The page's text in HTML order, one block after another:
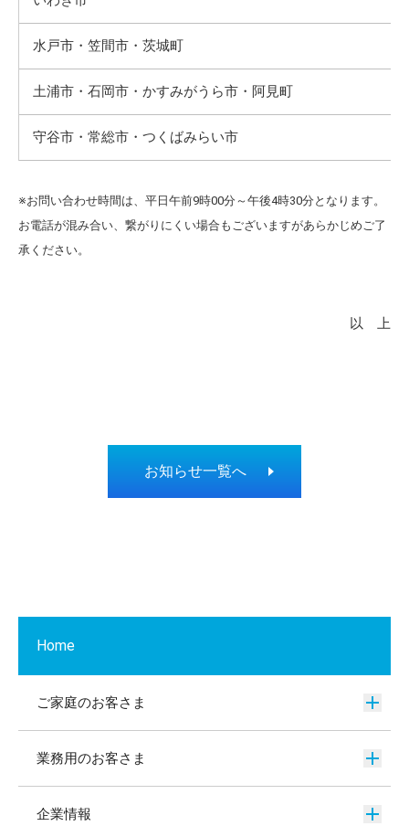
水戸市・笠間市・茨城町
土浦市・石岡市・かすみがうら市・阿見町
守谷市・常総市・つくばみらい市
※お問い合わせ時間は、平日午前9時00分～午後4時30分となります。
お電話が混み合い、繋がりにくい場合もございますがあらかじめご了
承ください。
以 上
お知らせ一覧へ
Home
ご家庭のお客さま
業務用のお客さま
企業情報